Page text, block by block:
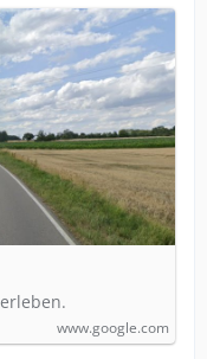
www.google.com